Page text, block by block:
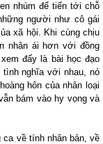
nhúm để tiến tới chỗ
người như cô gái
xã hội. Khi cùng chịu
nhân ái hơn với đồng
đấy là bài học đạo
nghĩa với nhau, nó
hôn của nhân loại
bám vào hy vọng và
ca về tính nhân bản, về